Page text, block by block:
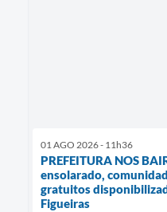
01 AGO 2026 - 11h36
PREFEITURA NOS
ensolarado,
gratuitos
Figueiras